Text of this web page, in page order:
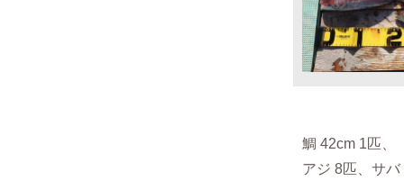
鯛 42cm 1匹、
アジ 8匹、 サバ